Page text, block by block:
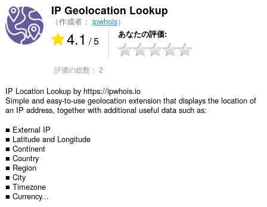
IP Geolocation Lookup
（作成者： ipwhois）
4.1 / 5 あなたの評価
評価の総数： 2
IP Location Lookup by https://ipwhois.io
Simple and easy-to-use geolocation extension that displays the location of
an IP address, together with additional useful data such as:
■ External IP
■ Latitude and Longitude
■ Continent
■ Country
■ Region
■ City
■ Timezone
■ Currency...